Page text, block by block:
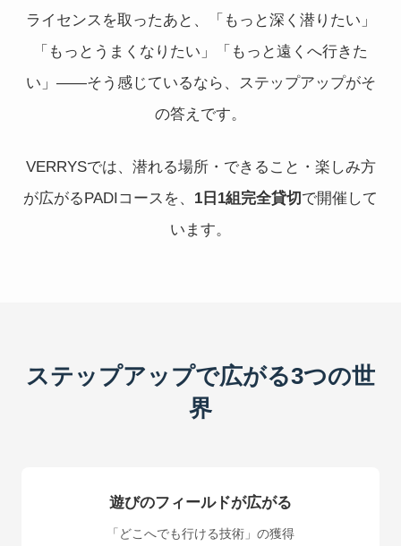
ライセンスを取ったあと、「もっと深く潜りたい」
「もっとうまくなりたい」「もっと遠くへ行きた
い」——そう感じているなら、ステップアップがそ
の答えです。
VERRYSでは、潜れる場所・できること・楽しみ方
が広がるPADIコースを、 1日1組完全貸切 で開催して
います。
ステップアップで広がる3つの世
界
遊びのフィールドが広がる
「どこへでも行ける技術」の獲得